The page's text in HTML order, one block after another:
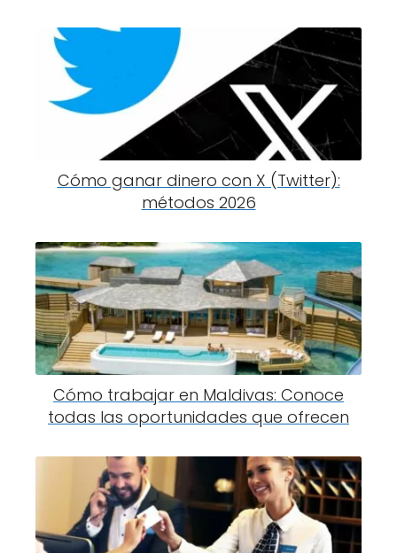
Cómo ganar dinero con X (Twitter):
métodos 2026
Cómo trabajar en Maldivas: Conoce
todas las oportunidades que ofrecen